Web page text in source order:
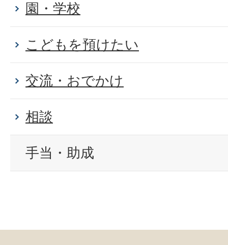
園・学校
こどもを預けたい
交流・おでかけ
相談
手当・助成